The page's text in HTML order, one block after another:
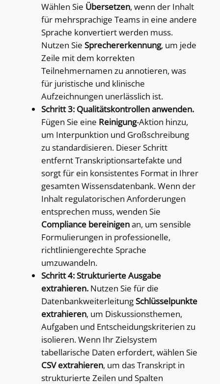
Wählen Sie Übersetzen, wenn der Inhalt
für mehrsprachige Teams in eine andere
Sprache konvertiert werden muss.
Nutzen Sie Sprechererkennung, um jede
Zeile mit dem korrekten
Teilnehmernamen zu annotieren, was
für juristische und klinische
Aufzeichnungen unerlässlich ist.
Schritt 3: Qualitätskontrollen anwenden.
Fügen Sie eine Reinigung-Aktion hinzu,
um Interpunktion und Großschreibung
zu standardisieren. Dieser Schritt
entfernt Transkriptionsartefakte und
sorgt für ein konsistentes Format in Ihrer
gesamten Wissensdatenbank. Wenn der
Inhalt regulatorischen Anforderungen
entsprechen muss, wenden Sie
Compliance bereinigenan, um sensible
Formulierungen in professionelle,
richtliniengerechte Sprache
umzuwandeln.
Schritt 4: Strukturierte Ausgabe
extrahieren.Nutzen Sie für die
DatenbankweiterleitungSchlüsselpunkte
extrahieren, um Diskussionsthemen,
Aufgaben und Entscheidungskriterien zu
isolieren. Wenn Ihr Zielsystem
tabellarische Daten erfordert, wählen Sie
CSV extrahieren, um das Transkript in
strukturierte Zeilen und Spalten